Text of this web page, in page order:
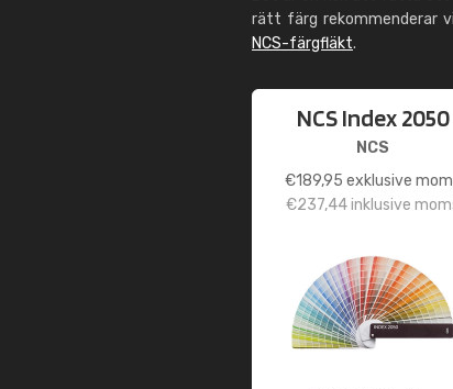
rätt färg rekommenderar
NCS-färgfläkt.
NCS Index 2050
NCS
€189,95 exklusive
€237,44inklusive